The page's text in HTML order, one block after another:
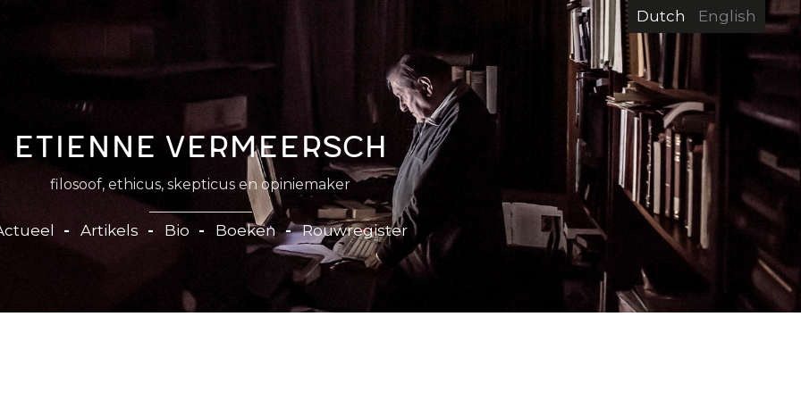
Dutch English
Etienne Vermeersch
filosoof, ethicus, skepticus en opiniemaker
Artikels Bio Boeken Rouwregister